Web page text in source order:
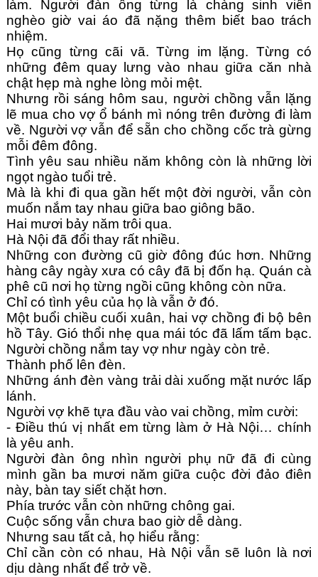
làm. Người đàn ông từng là chàng sinh viên
nghèo giờ vai áo đã nặng thêm biết bao trách
nhiệm.
Họ cũng từng cãi vã. Từng im lặng. Từng có
những đêm quay lưng vào nhau giữa căn nhà
chật hẹp mà nghe lòng mỏi mệt.
Nhưng rồi sáng hôm sau, người chồng vẫn lặng
lẽ mua cho vợ ổ bánh mì nóng trên đường đi làm
về. Người vợ vẫn để sẵn cho chồng cốc trà gừng
mỗi đêm đông.
Tình yêu sau nhiều năm không còn là những lời
ngọt ngào tuổi trẻ.
Mà là khi đi qua gần hết một đời người, vẫn còn
muốn nắm tay nhau giữa bao giông bão.
Hai mươi bảy năm trôi qua.
Hà Nội đã đổi thay rất nhiều.
Những con đường cũ giờ đông đúc hơn. Những
hàng cây ngày xưa có cây đã bị đốn hạ. Quán cà
phê cũ nơi họ từng ngồi cũng không còn nữa.
Chỉ có tình yêu của họ là vẫn ở đó.
Một buổi chiều cuối xuân, hai vợ chồng đi bộ bên
hồ Tây. Gió thổi nhẹ qua mái tóc đã lấm tấm bạc.
Người chồng nắm tay vợ như ngày còn trẻ.
Thành phố lên đèn.
Những ánh đèn vàng trải dài xuống mặt nước lấp
lánh.
Người vợ khẽ tựa đầu vào vai chồng, mỉm cười:
- Điều thú vị nhất em từng làm ở Hà Nội… chính
là yêu anh.
Người đàn ông nhìn người phụ nữ đã đi cùng
mình gần ba mươi năm giữa cuộc đời đảo điên
này, bàn tay siết chặt hơn.
Phía trước vẫn còn những chông gai.
Cuộc sống vẫn chưa bao giờ dễ dàng.
Nhưng sau tất cả, họ hiểu rằng:
Chỉ cần còn có nhau, Hà Nội vẫn sẽ luôn là nơi
dịu dàng nhất để trở về.